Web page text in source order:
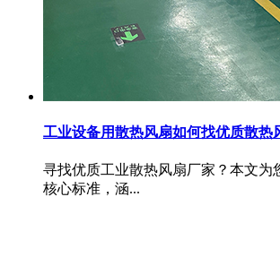
工业设备用散热风扇如何找优质散热
寻找优质工业散热风扇厂家？本文为
核心标准，涵...